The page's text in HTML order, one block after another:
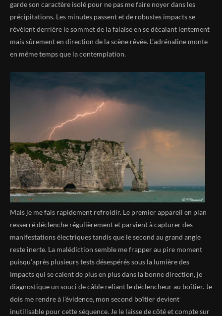
garde son caractère isolé pour ne pas me faire noyer dans les
précipitations. Les minutes passent et de robustes impacts se
révèlent derrière le sommet de la falaise en se décalant lentement
mais sûrement en direction de la scène rêvée. L’adrénaline monte
en même temps que la contemplation.
Mais je me fais rapidement refroidir. Le premier appareil en plan
resserré déclenche régulièrement et parvient à capturer des
manifestations électriques tandis que le second au grand angle
reste inerte. La malédiction semble me frapper au pire moment
puisqu’après plusieurs tests désespérés sous la lumière des
impacts qui se calent de plus en plus dans la bonne direction, je
diagnostique un souci de câble reliant le déclencheur au boîtier. Je
dois me rendre à l’évidence, mon second boîtier devient
inutilisable pour cette séquence. Je le laisse de côté et compte sur